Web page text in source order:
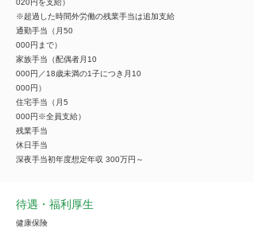
020円を支給）
※超過した時間外労働の残業手当は追加支給
通勤手当（月50
000円まで）
家族手当（配偶者月10
000円／18歳未満の1子につき月10
000円）
住宅手当（月5
000円※全員支給）
残業手当
休日手当
深夜手当初年度想定年収 300万円～
待遇・福利厚生
健康保険